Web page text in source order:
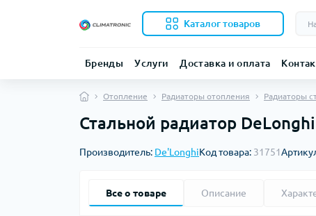
Каталог товаров
Бренды Услуги Доставка и оплата
Отопление Радиаторы отопления Радиаторы
Стальной радиатор
Производитель: De'LonghiКод товара: 31751
Все о товаре Описание